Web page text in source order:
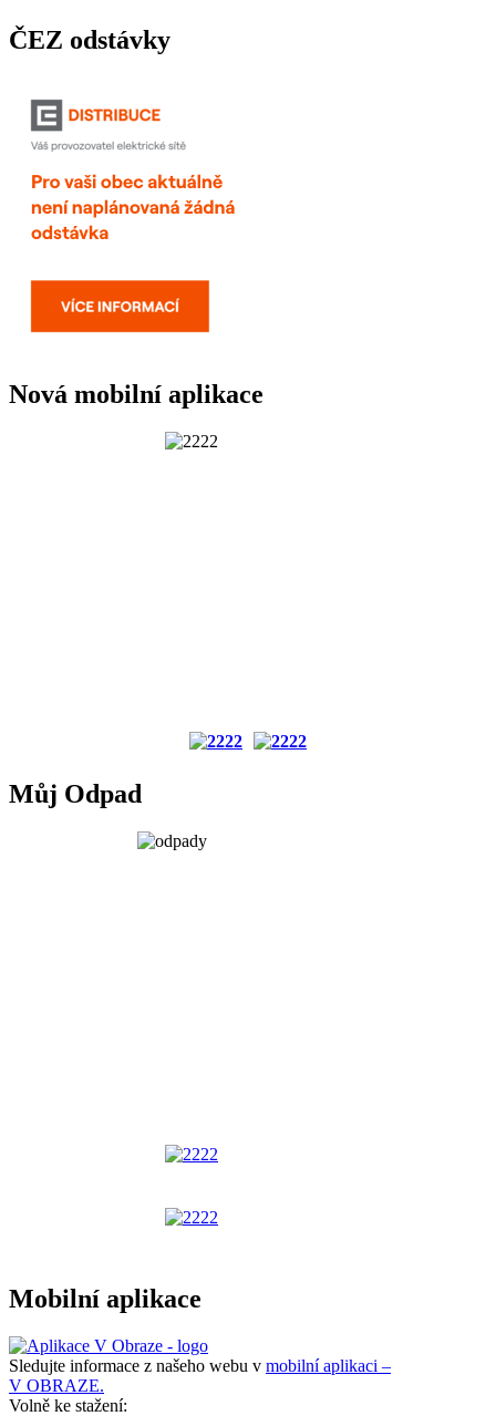
ČEZ odstávky
Nová mobilní aplikace
Můj Odpad
Mobilní aplikace
Sledujte informace z našeho webu v mobilní aplikaci –
V OBRAZE.
Volně ke stažení: